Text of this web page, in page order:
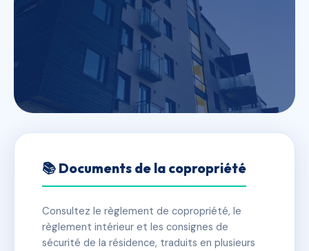
VILLA SYMPHONIE
✓ Immatriculée 🏠 22 lots 🏗 1 bâtiment(s)
📚 Documents de la copropriété
Consultez le règlement de copropriété, le
règlement intérieur et les consignes de
sécurité de la résidence, traduits en plusieurs